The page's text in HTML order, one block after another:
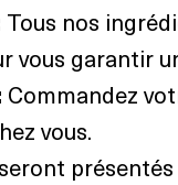
Tous nos
garantir
Commandez
vous.